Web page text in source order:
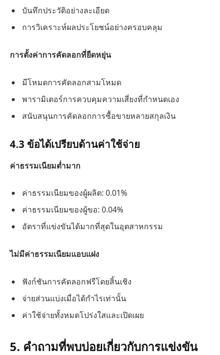
บันทึกประวัติอย่างละเอียด
การวิเคราะห์ผลประโยชน์อย่างครอบคลุม
การตั้งค่าการคัดลอกที่ยืดหยุ่น
มีโหมดการคัดลอกสามโหมด
พารามิเตอร์การควบคุมความเสี่ยงที่กำหนดเอง
สนับสนุนการคัดลอกการซื้อขายหลายสกุลเงิน
4.3 ข้อได้เปรียบด้านค่าใช้จ่าย
ค่าธรรมเนียมต่ำมาก
ค่าธรรมเนียมของผู้ผลิต: 0.01%
ค่าธรรมเนียมของผู้ขอ: 0.04%
อัตราที่แข่งขันได้มากที่สุดในอุตสาหกรรม
ไม่มีค่าธรรมเนียมแอบแฝง
ฟังก์ชันการคัดลอกฟรีโดยสิ้นเชิง
จ่ายส่วนแบ่งเมื่อได้กำไรเท่านั้น
ค่าใช้จ่ายทั้งหมดโปร่งใสและเปิดเผย
5. คำถามที่พบบ่อยเกี่ยวกับการแข่งขัน